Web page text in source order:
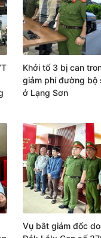
Khởi tố 3 bị can
giảm phí đường bộ
ở Lạng Sơn
Vụ bắt giám đốc